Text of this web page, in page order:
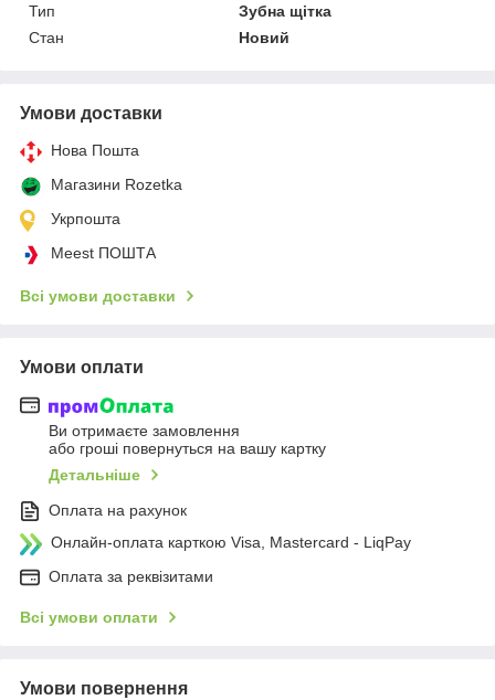
Тип
Зубна щітка
Стан
Новий
Умови доставки
Нова Пошта
Магазини Rozetka
Укрпошта
Meest ПОШТА
Всі умови доставки
Умови оплати
Ви отримаєте замовлення
або гроші повернуться на вашу картку
Детальніше
Оплата на рахунок
Онлайн-оплата карткою Visa, Mastercard - LiqPay
Оплата за реквізитами
Всі умови оплати
Умови повернення